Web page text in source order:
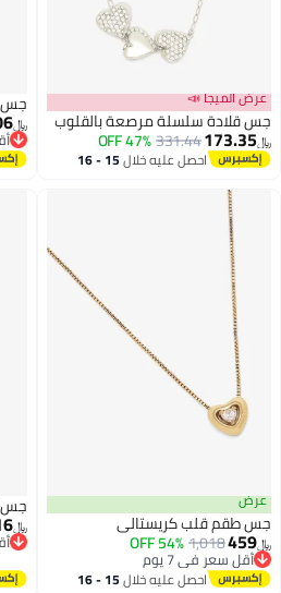
عرض الميجا 📣
جس قلادة سلسلة مرصعة بالقلوب
﷼‏173.35
331.44
47% OFF
احصل عليه خلال 15 - 16
جس
﷼‏
عرض
جس طقم قلب كريستالي
﷼‏459
1,018
54% OFF
أقل سعر في 7 يوم
أقل سعر في 7 يوماحصل عليه خلال 15 - 16
جس
﷼‏